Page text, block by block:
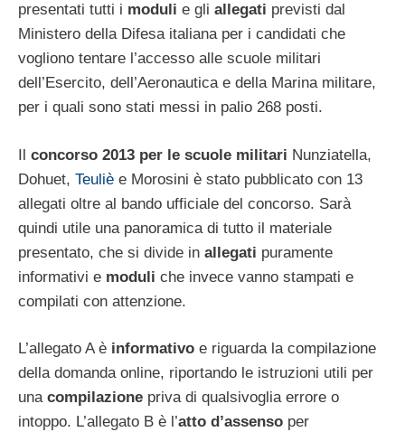
presentati tutti i moduli e gli allegati previsti dal
Ministero della Difesa italiana per i candidati che
vogliono tentare l’accesso alle scuole militari
dell’Esercito, dell’Aeronautica e della Marina militare,
per i quali sono stati messi in palio 268 posti.
Il concorso 2013 per le scuole militari Nunziatella,
Dohuet, Teuliè e Morosini è stato pubblicato con 13
allegati oltre al bando ufficiale del concorso. Sarà
quindi utile una panoramica di tutto il materiale
presentato, che si divide in allegati puramente
informativi e moduli che invece vanno stampati e
compilati con attenzione.
L’allegato A è informativo e riguarda la compilazione
della domanda online, riportando le istruzioni utili per
una compilazione priva di qualsivoglia errore o
intoppo. L’allegato B è l’atto d’assenso per